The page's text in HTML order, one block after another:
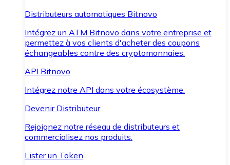
Distributeurs automatiques Bitnovo
Intégrez un ATM Bitnovo dans votre entreprise et
permettez à vos clients d'acheter des coupons
échangeables contre des cryptomonnaies.
API Bitnovo
Intégrez notre API dans votre écosystème.
Devenir Distributeur
Rejoignez notre réseau de distributeurs et
commercialisez nos produits.
Lister un Token